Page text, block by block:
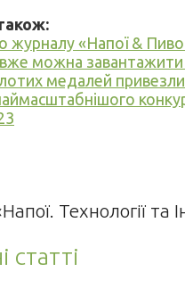
журналу «Напої & Пиво.
вже можна
медалей привезли
Технології та
статті